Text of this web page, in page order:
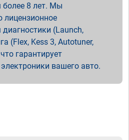
8 лет. Мы
лицензионное
(Launch,
(Flex, Kess 3, Autotuner,
гарантирует
вашего авто.